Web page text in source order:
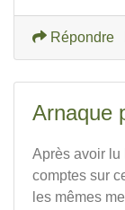
Répondre
Arnaque
Après avoir lu
comptes sur
les mêmes